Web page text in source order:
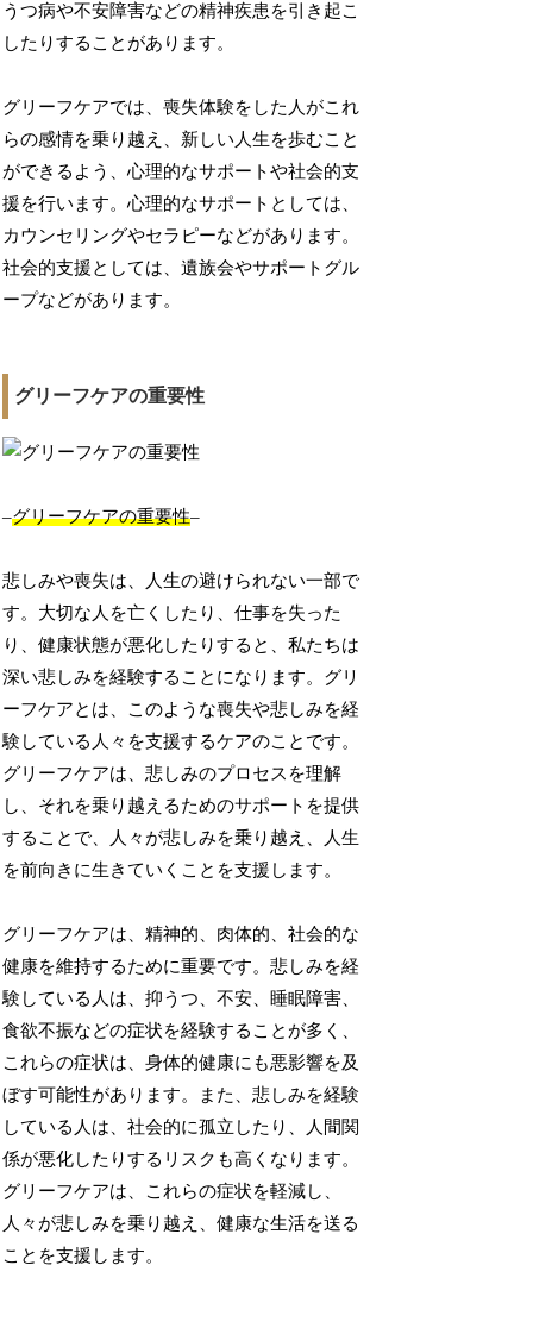
うつ病や不安障害などの精神疾患を引き起こ
したりすることがあります。
グリーフケアでは、喪失体験をした人がこれ
らの感情を乗り越え、新しい人生を歩むこと
ができるよう、心理的なサポートや社会的支
援を行います。心理的なサポートとしては、
カウンセリングやセラピーなどがあります。
社会的支援としては、遺族会やサポートグル
ープなどがあります。
グリーフケアの重要性
–グリーフケアの重要性–
悲しみや喪失は、人生の避けられない一部で
す。大切な人を亡くしたり、仕事を失った
り、健康状態が悪化したりすると、私たちは
深い悲しみを経験することになります。グリ
ーフケアとは、このような喪失や悲しみを経
験している人々を支援するケアのことです。
グリーフケアは、悲しみのプロセスを理解
し、それを乗り越えるためのサポートを提供
することで、人々が悲しみを乗り越え、人生
を前向きに生きていくことを支援します。
グリーフケアは、精神的、肉体的、社会的な
健康を維持するために重要です。悲しみを経
験している人は、抑うつ、不安、睡眠障害、
食欲不振などの症状を経験することが多く、
これらの症状は、身体的健康にも悪影響を及
ぼす可能性があります。また、悲しみを経験
している人は、社会的に孤立したり、人間関
係が悪化したりするリスクも高くなります。
グリーフケアは、これらの症状を軽減し、
人々が悲しみを乗り越え、健康な生活を送る
ことを支援します。